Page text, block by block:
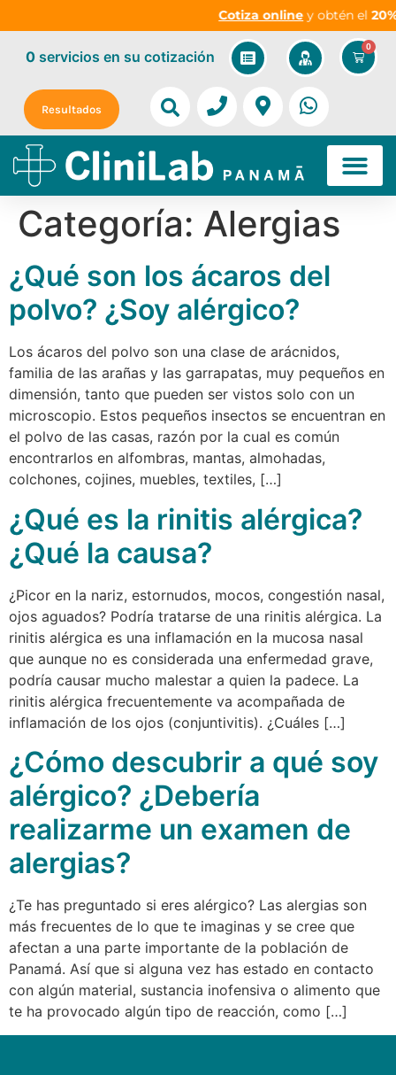
Cotiza onliney obtén el20%
0
0servicios en su cotización
Resultados
Categoría: Alergias
¿Qué son los ácaros del
polvo? ¿Soy alérgico?
Los ácaros del polvo son una clase de arácnidos,
familia de las arañas y las garrapatas, muy pequeños en
dimensión, tanto que pueden ser vistos solo con un
microscopio. Estos pequeños insectos se encuentran en
el polvo de las casas, razón por la cual es común
encontrarlos en alfombras, mantas, almohadas,
colchones, cojines, muebles, textiles, […]
¿Qué es la rinitis alérgica?
¿Qué la causa?
¿Picor en la nariz, estornudos, mocos, congestión nasal,
ojos aguados? Podría tratarse de una rinitis alérgica. La
rinitis alérgica es una inflamación en la mucosa nasal
que aunque no es considerada una enfermedad grave,
podría causar mucho malestar a quien la padece. La
rinitis alérgica frecuentemente va acompañada de
inflamación de los ojos (conjuntivitis). ¿Cuáles […]
¿Cómo descubrir a qué soy
alérgico? ¿Debería
realizarme un examen de
alergias?
¿Te has preguntado si eres alérgico? Las alergias son
más frecuentes de lo que te imaginas y se cree que
afectan a una parte importante de la población de
Panamá. Así que si alguna vez has estado en contacto
con algún material, sustancia inofensiva o alimento que
te ha provocado algún tipo de reacción, como […]